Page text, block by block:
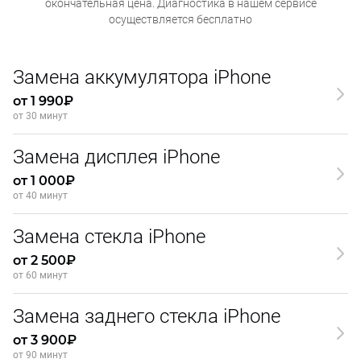
окончательная цена. Диагностика в нашем сервисе
осуществляется бесплатно
Замена аккумулятора iPhone
от 1 990₽
от 30 минут
Замена дисплея iPhone
от 1 000₽
от 40 минут
Замена стекла iPhone
от 2 500₽
от 60 минут
Замена заднего стекла iPhone
от 3 900₽
от 90 минут